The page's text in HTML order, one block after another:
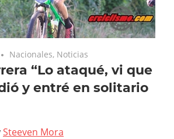
Nacionales, Noticias
“Lo ataqué, vi que
y entré en solitario
Steeven Mora